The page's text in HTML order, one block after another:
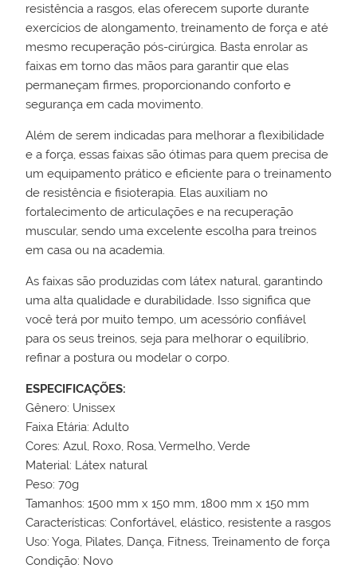
resistência a rasgos, elas oferecem suporte durante
exercícios de alongamento, treinamento de força e até
mesmo recuperação pós-cirúrgica. Basta enrolar as
faixas em torno das mãos para garantir que elas
permaneçam firmes, proporcionando conforto e
segurança em cada movimento.
Além de serem indicadas para melhorar a flexibilidade
e a força, essas faixas são ótimas para quem precisa de
um equipamento prático e eficiente para o treinamento
de resistência e fisioterapia. Elas auxiliam no
fortalecimento de articulações e na recuperação
muscular, sendo uma excelente escolha para treinos
em casa ou na academia.
As faixas são produzidas com látex natural, garantindo
uma alta qualidade e durabilidade. Isso significa que
você terá por muito tempo, um acessório confiável
para os seus treinos, seja para melhorar o equilíbrio,
refinar a postura ou modelar o corpo.
ESPECIFICAÇÕES:
Gênero: Unissex
Faixa Etária: Adulto
Cores: Azul, Roxo, Rosa, Vermelho, Verde
Material: Látex natural
Peso: 70g
Tamanhos: 1500 mm x 150 mm, 1800 mm x 150 mm
Características: Confortável, elástico, resistente a rasgos
Uso: Yoga, Pilates, Dança, Fitness, Treinamento de força
Condição: Novo